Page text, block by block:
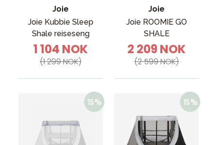
Joie
Joie Kubbie Sleep
Shale reiseseng
1 104 NOK
(1 299 NOK)
Joie
Joie ROOMIE GO
SHALE
2 209 NOK
(2 599 NOK)